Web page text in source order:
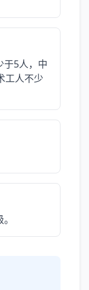
于5人，中
工人不少